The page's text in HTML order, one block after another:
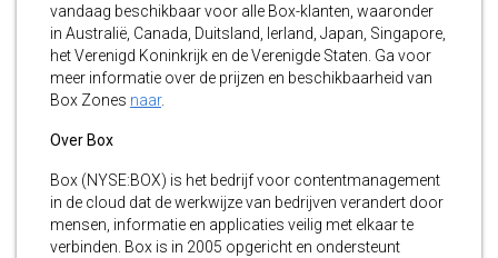
vandaag beschikbaar voor alle Box-klanten, waaronder
in Australië, Canada, Duitsland, Ierland, Japan, Singapore,
het Verenigd Koninkrijk en de Verenigde Staten. Ga voor
meer informatie over de prijzen en beschikbaarheid van
Box Zones naar.
Over Box
Box (NYSE:BOX) is het bedrijf voor contentmanagement
in de cloud dat de werkwijze van bedrijven verandert door
mensen, informatie en applicaties veilig met elkaar te
verbinden. Box is in 2005 opgericht en ondersteunt